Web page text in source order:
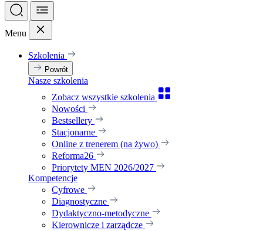
Menu
Szkolenia
Powrót
Nasze szkolenia
Zobacz wszystkie szkolenia
Nowości
Bestsellery
Stacjonarne
Online z trenerem (na żywo)
Reforma26
Priorytety MEN 2026/2027
Kompetencje
Cyfrowe
Diagnostyczne
Dydaktyczno-metodyczne
Kierownicze i zarządcze